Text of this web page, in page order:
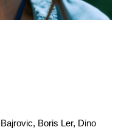
Boris Ler, Dino